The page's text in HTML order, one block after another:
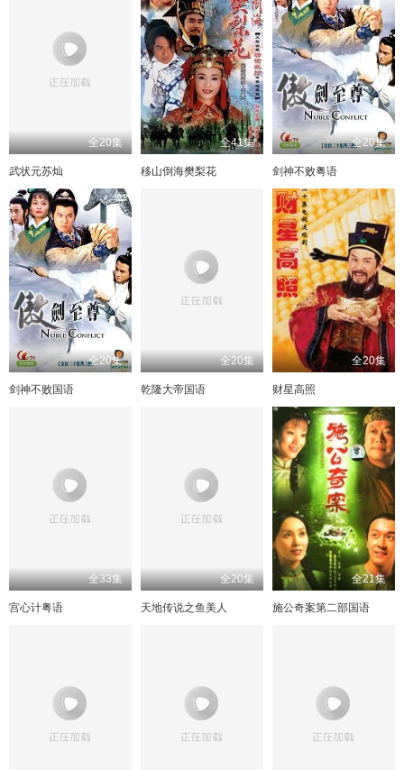
全20集
武状元苏灿
全41集
移山倒海樊梨花
全20集
剑神不败粤语
全20集
剑神不败国语
全20集
乾隆大帝国语
全20集
财星高照
全33集
宫心计粤语
全20集
天地传说之鱼美人
全21集
施公奇案第二部国语